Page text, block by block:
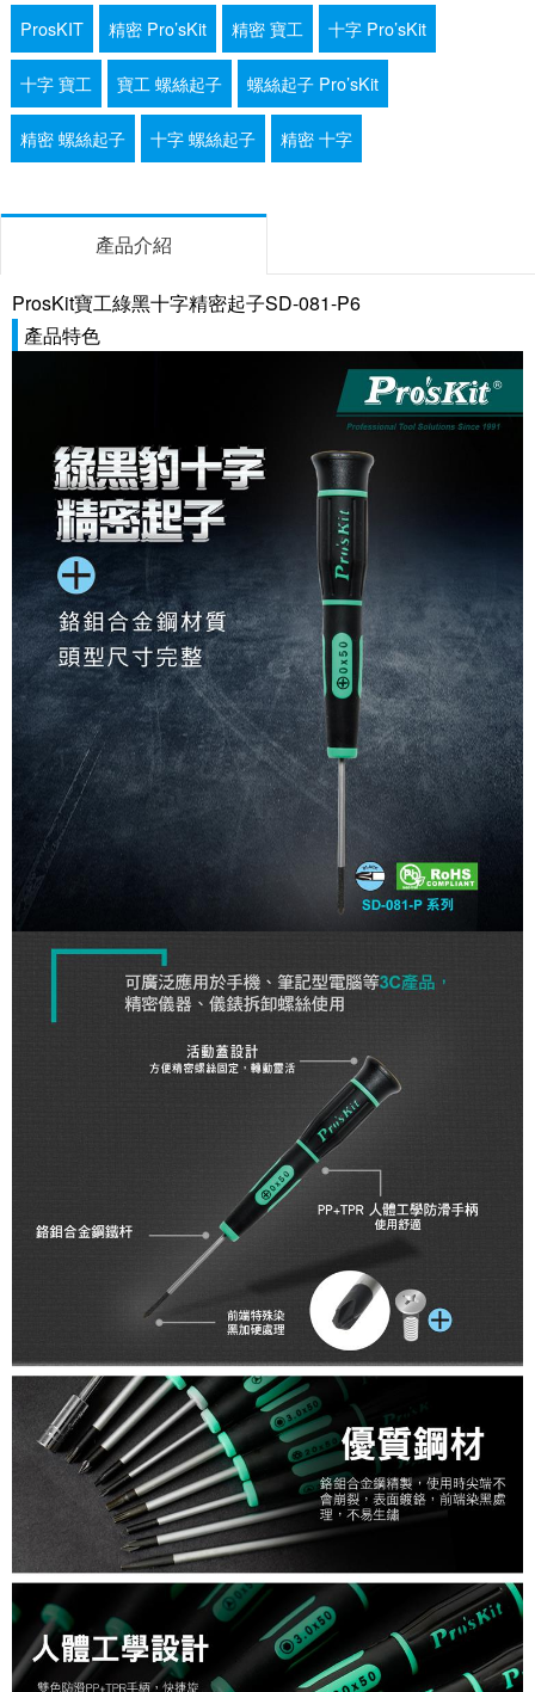
ProsKIT
精密 Pro’sKit 精密 寶工 十字 Pro’sKit
十字 寶工 寶工 螺絲起子 螺絲起子 Pro’sKit
精密 螺絲起子 十字 螺絲起子 精密 十字
產品介紹
ProsKit寶工綠黑十字精密起子SD-081-P6
產品特色